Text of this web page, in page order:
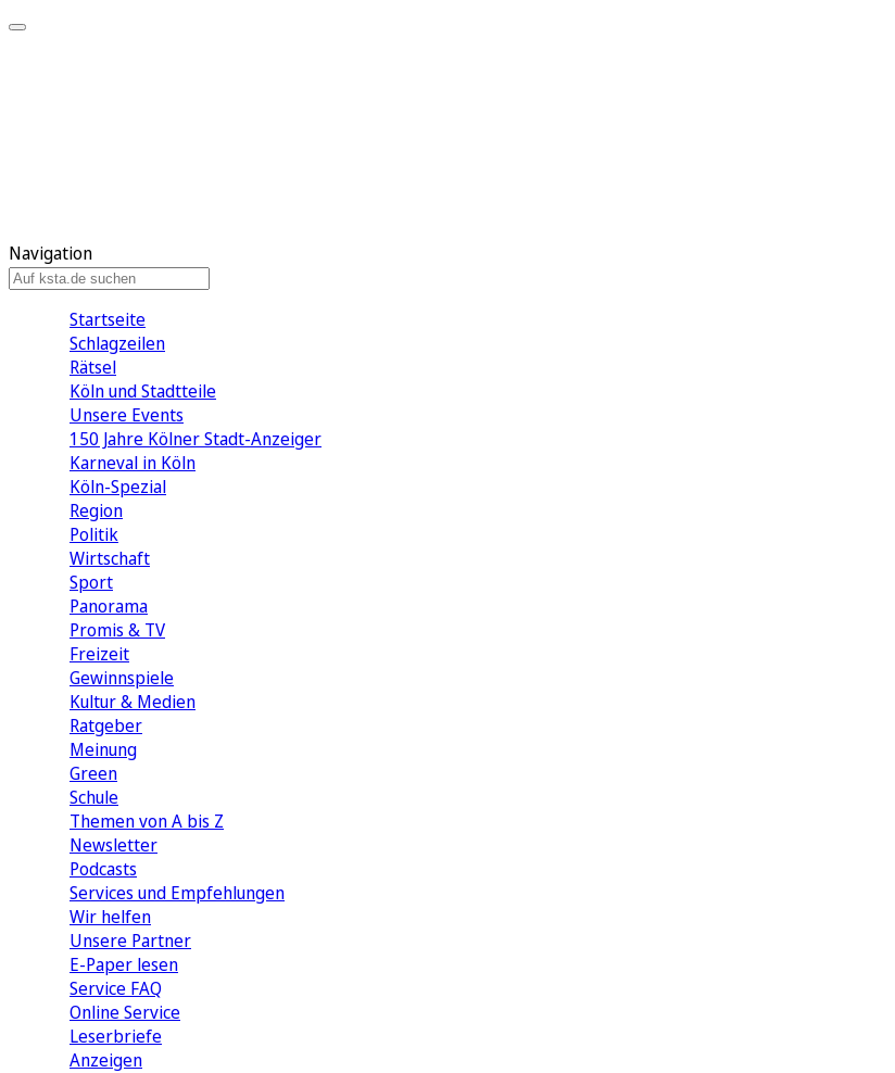
Navigation
Startseite
Schlagzeilen
Rätsel
Köln und Stadtteile
Unsere Events
150 Jahre Kölner Stadt-Anzeiger
Karneval in Köln
Köln-Spezial
Region
Politik
Wirtschaft
Sport
Panorama
Promis & TV
Freizeit
Gewinnspiele
Kultur & Medien
Ratgeber
Meinung
Green
Schule
Themen von A bis Z
Newsletter
Podcasts
Services und Empfehlungen
Wir helfen
Unsere Partner
E-Paper lesen
Service FAQ
Online Service
Leserbriefe
Anzeigen